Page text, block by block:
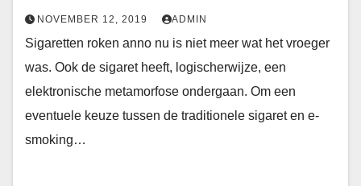
NOVEMBER 12, 2019 ADMIN
Sigaretten roken anno nu is niet meer wat het vroeger
was. Ook de sigaret heeft, logischerwijze, een
elektronische metamorfose ondergaan. Om een
eventuele keuze tussen de traditionele sigaret en e-
smoking…